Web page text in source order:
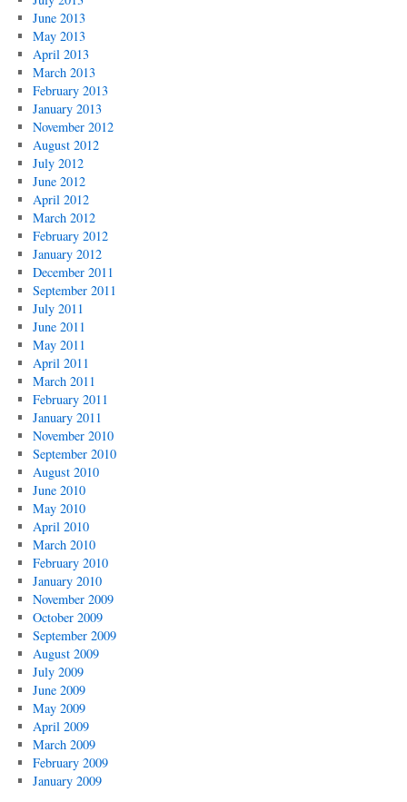
June 2013
May 2013
April 2013
March 2013
February 2013
January 2013
November 2012
August 2012
July 2012
June 2012
April 2012
March 2012
February 2012
January 2012
December 2011
September 2011
July 2011
June 2011
May 2011
April 2011
March 2011
February 2011
January 2011
November 2010
September 2010
August 2010
June 2010
May 2010
April 2010
March 2010
February 2010
January 2010
November 2009
October 2009
September 2009
August 2009
July 2009
June 2009
May 2009
April 2009
March 2009
February 2009
January 2009